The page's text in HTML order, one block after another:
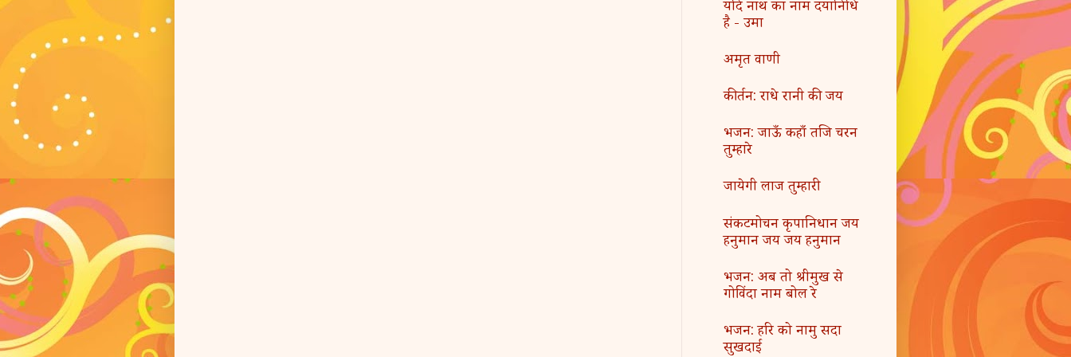
यदि नाथ का नाम दयानिधि
है - उमा
अमृत वाणी
कीर्तन: राधे रानी की जय
भजन: जाऊँ कहाँ तजि चरन
तुम्हारे
जायेगी लाज तुम्हारी
संकटमोचन कृपानिधान जय
हनुमान जय जय हनुमान
भजन: अब तो श्रीमुख से
गोविंदा नाम बोल रे
भजन: हरि को नामु सदा
सुखदाई